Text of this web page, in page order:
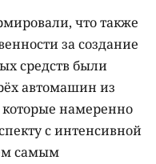
что также
за создание
средств были
автомашин из
которые намеренно
с интенсивной
самым